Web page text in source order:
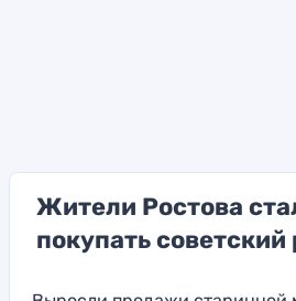
Жители Ростова
покупать советский